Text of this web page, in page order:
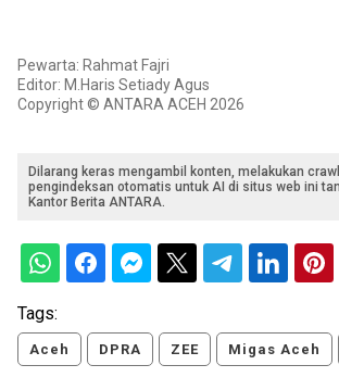
Pewarta: Rahmat Fajri
Editor: M.Haris Setiady Agus
Copyright © ANTARA ACEH 2026
Dilarang keras mengambil konten, melakukan
pengindeksan otomatis untuk AI di situs web ini
Kantor Berita ANTARA.
Tags:
Aceh DPRA ZEE Migas Aceh